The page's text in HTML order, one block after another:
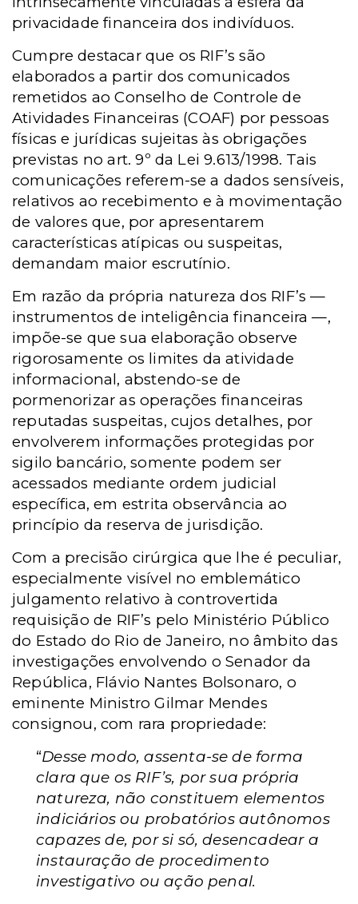
privacidade financeira dos indivíduos.
Cumpre destacar que os RIF’s são
elaborados a partir dos comunicados
remetidos ao Conselho de Controle de
Atividades Financeiras (COAF) por pessoas
físicas e jurídicas sujeitas às obrigações
previstas no art. 9º da Lei 9.613/1998. Tais
comunicações referem-se a dados sensíveis,
relativos ao recebimento e à movimentação
de valores que, por apresentarem
características atípicas ou suspeitas,
demandam maior escrutínio.
Em razão da própria natureza dos RIF’s —
instrumentos de inteligência financeira —,
impõe-se que sua elaboração observe
rigorosamente os limites da atividade
informacional, abstendo-se de
pormenorizar as operações financeiras
reputadas suspeitas, cujos detalhes, por
envolverem informações protegidas por
sigilo bancário, somente podem ser
acessados mediante ordem judicial
específica, em estrita observância ao
princípio da reserva de jurisdição.
Com a precisão cirúrgica que lhe é peculiar,
especialmente visível no emblemático
julgamento relativo à controvertida
requisição de RIF’s pelo Ministério Público
do Estado do Rio de Janeiro, no âmbito das
investigações envolvendo o Senador da
República, Flávio Nantes Bolsonaro, o
eminente Ministro Gilmar Mendes
consignou, com rara propriedade:
“Desse modo, assenta-se de forma
clara que os RIF’s, por sua própria
natureza, não constituem elementos
indiciários ou probatórios autônomos
capazes de, por si só, desencadear a
instauração de procedimento
investigativo ou ação penal.